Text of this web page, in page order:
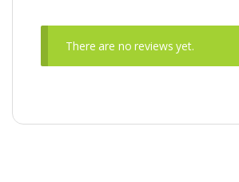
There are no reviews yet.